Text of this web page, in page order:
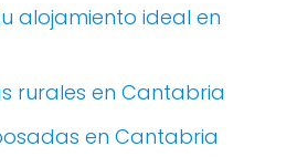
alojamiento ideal en
rurales en Cantabria
en Cantabria